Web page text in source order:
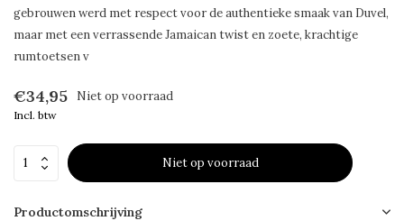
gebrouwen werd met respect voor de authentieke smaak van Duvel,
maar met een verrassende Jamaican twist en zoete, krachtige
rumtoetsen v
€34,95 Niet op voorraad
Incl. btw
Niet op voorraad
Productomschrijving